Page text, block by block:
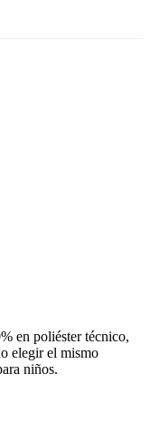
en poliéster técnico,
elegir el mismo
niños.